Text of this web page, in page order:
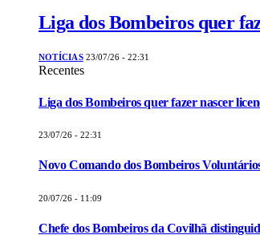
Liga dos Bombeiros quer
NOTÍCIAS 23/07/26 - 22:31
Recentes
Liga dos Bombeiros quer fazer nascer
23/07/26 - 22:31
Novo Comando dos Bombeiros
20/07/26 - 11:09
Chefe dos Bombeiros da Covilhã